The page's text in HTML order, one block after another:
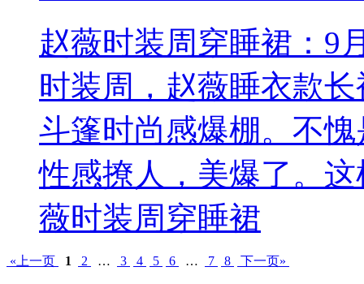
赵薇时装周穿睡裙：9
时装周，赵薇睡衣款
斗篷时尚感爆棚。不
性感撩人，美爆了。
薇时装周穿睡裙
«上一页 1 2 … 3 4 5 6 … 7 8 下一页»